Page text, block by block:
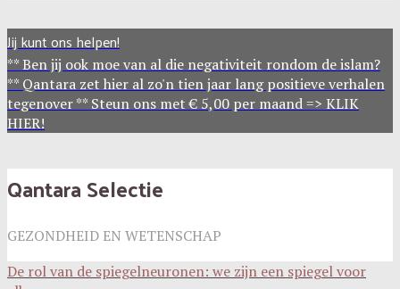
Jij kunt ons helpen!
** Ben jij ook moe van al die negativiteit rondom de islam?
** Qantara zet hier al zo'n tien jaar lang positieve verhalen
tegenover ** Steun ons met € 5,00 per maand => KLIK
HIER!
Qantara Selectie
GEZONDHEID EN WETENSCHAP
De rol van de spiegelneuronen: we zijn een spiegel voor